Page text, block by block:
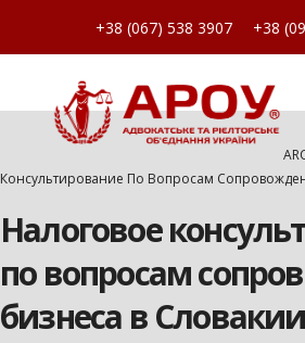
+38 (067) 538 3907 +38
Консультирование По Вопросам
Налоговое
по вопросам
бизнеса в Словакии